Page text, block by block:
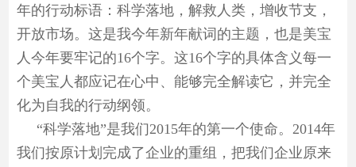
年的行动标语：科学落地，解救人类，增收节支，
开放市场。这是我今年新年献词的主题，也是美宝
人今年要牢记的16个字。这16个字的具体含义每一
个美宝人都应记在心中、能够完全解读它，并完全
化为自我的行动纲领。
“科学落地”是我们2015年的第一个使命。2014年
我们按原计划完成了企业的重组，把我们企业原来